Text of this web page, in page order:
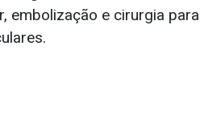
embolização e cirurgia para